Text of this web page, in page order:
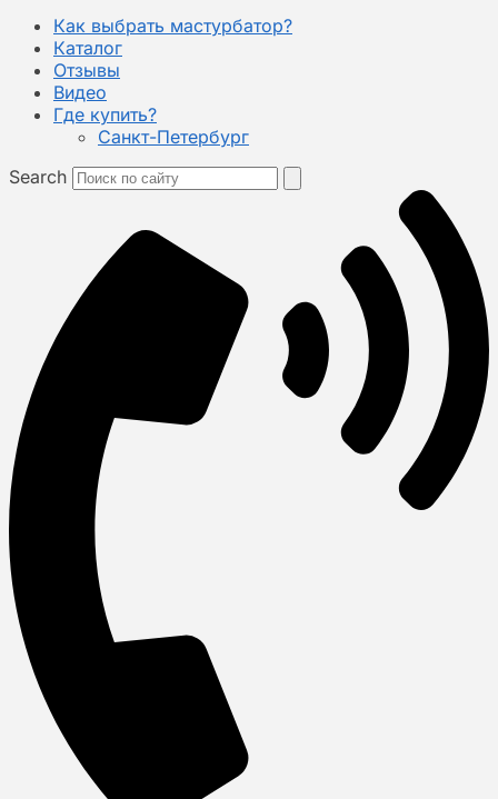
Как выбрать мастурбатор?
Каталог
Отзывы
Видео
Где купить?
Санкт-Петербург
Search